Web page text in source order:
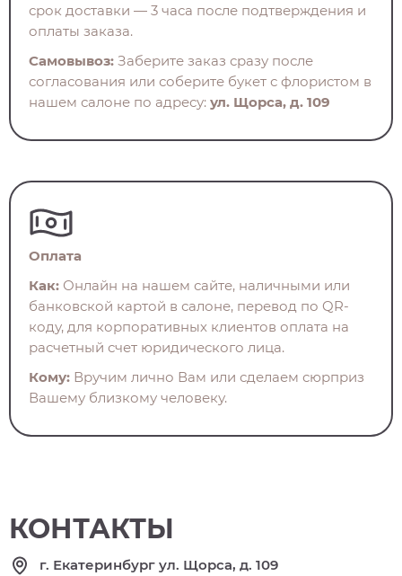
срок доставки — 3 часа после подтверждения и
оплаты заказа.
Самовывоз: Заберите заказ сразу после
согласования или соберите букет с флористом в
нашем салоне по адресу: ул. Щорса, д. 109
Оплата
Как: Онлайн на нашем сайте, наличными или
банковской картой в салоне, перевод по QR-
коду, для корпоративных клиентов оплата на
расчетный счет юридического лица.
Кому: Вручим лично Вам или сделаем сюрприз
Вашему близкому человеку.
КОНТАКТЫ
г. Екатеринбург ул. Щорса, д. 109